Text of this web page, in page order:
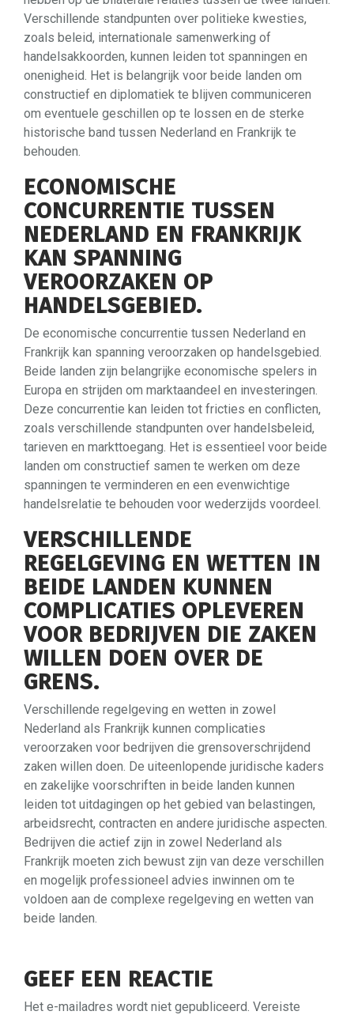
Verschillende standpunten over politieke kwesties,
zoals beleid, internationale samenwerking of
handelsakkoorden, kunnen leiden tot spanningen en
onenigheid. Het is belangrijk voor beide landen om
constructief en diplomatiek te blijven communiceren
om eventuele geschillen op te lossen en de sterke
historische band tussen Nederland en Frankrijk te
behouden.
ECONOMISCHE
CONCURRENTIE TUSSEN
NEDERLAND EN FRANKRIJK
KAN SPANNING
VEROORZAKEN OP
HANDELSGEBIED.
De economische concurrentie tussen Nederland en
Frankrijk kan spanning veroorzaken op handelsgebied.
Beide landen zijn belangrijke economische spelers in
Europa en strijden om marktaandeel en investeringen.
Deze concurrentie kan leiden tot fricties en conflicten,
zoals verschillende standpunten over handelsbeleid,
tarieven en markttoegang. Het is essentieel voor beide
landen om constructief samen te werken om deze
spanningen te verminderen en een evenwichtige
handelsrelatie te behouden voor wederzijds voordeel.
VERSCHILLENDE
REGELGEVING EN WETTEN IN
BEIDE LANDEN KUNNEN
COMPLICATIES OPLEVEREN
VOOR BEDRIJVEN DIE ZAKEN
WILLEN DOEN OVER DE
GRENS.
Verschillende regelgeving en wetten in zowel
Nederland als Frankrijk kunnen complicaties
veroorzaken voor bedrijven die grensoverschrijdend
zaken willen doen. De uiteenlopende juridische kaders
en zakelijke voorschriften in beide landen kunnen
leiden tot uitdagingen op het gebied van belastingen,
arbeidsrecht, contracten en andere juridische aspecten.
Bedrijven die actief zijn in zowel Nederland als
Frankrijk moeten zich bewust zijn van deze verschillen
en mogelijk professioneel advies inwinnen om te
voldoen aan de complexe regelgeving en wetten van
beide landen.
GEEF EEN REACTIE
Het e-mailadres wordt niet gepubliceerd. Vereiste